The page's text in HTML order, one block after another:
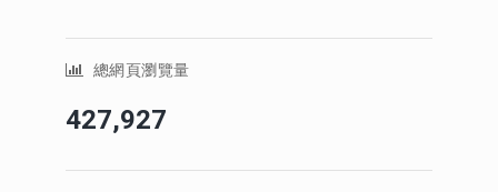
總網頁瀏覽量
427,927